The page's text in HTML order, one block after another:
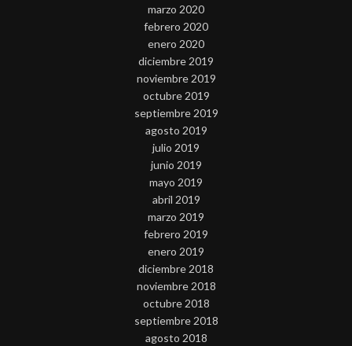
marzo 2020
febrero 2020
enero 2020
diciembre 2019
noviembre 2019
octubre 2019
septiembre 2019
agosto 2019
julio 2019
junio 2019
mayo 2019
abril 2019
marzo 2019
febrero 2019
enero 2019
diciembre 2018
noviembre 2018
octubre 2018
septiembre 2018
agosto 2018